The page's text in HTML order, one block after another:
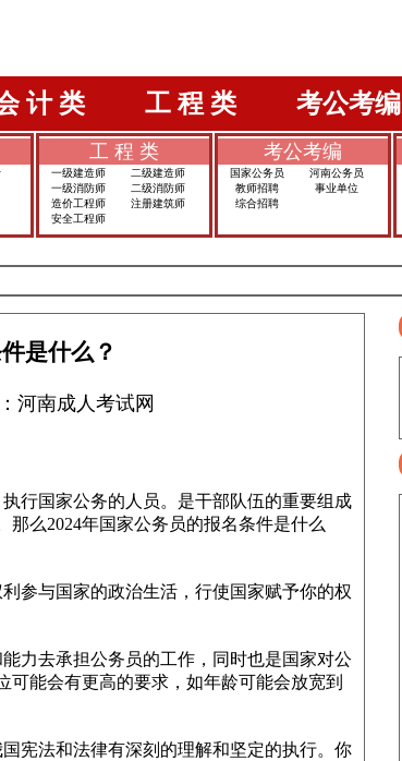
计 类 工 程 类 考公考编
工 程 类
一级建造师
二级建造师
一级消防师
二级消防师
造价工程师
注册建筑师
安全工程师
考公考编
国家公务员
河南公务员
教师招聘
事业单位
综合招聘
是什么？
河南成人考试网
行国家公务的人员。是干部队伍的重要组成
么2024年国家公务员的报名条件是什么
参与国家的政治生活，行使国家赋予你的权
力去承担公务员的工作，同时也是国家对公
能会有更高的要求，如年龄可能会放宽到
宪法和法律有深刻的理解和坚定的执行。你